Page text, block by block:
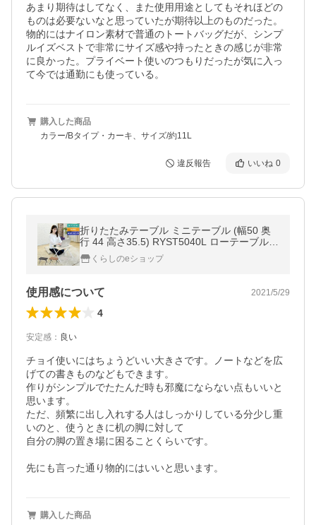
あまり期待はしてなく、また使用用途としてもそれほどの
ものは必要ないなと思っていたが期待以上のものだった。
物的にはナイロン素材で普通のトートバッグだが、シンプ
ルイズベストで非常にサイズ感や持ったときの感じが非常
に良かった。プライベート使いのつもりだったが気に入っ
て今では通勤にも使っている。
購入した商品
カラー/Bタイプ・カーキ、サイズ/約11L
違反報告 いいね 0
折りたたみテーブル ミニテーブル (幅50 奥
行 44 高さ35.5) RYST5040L ローテーブル
折りたたみ 折り畳み テーブル ミニデスク 折
りたたみデスク 山善
くらしのeショップ
使用感について 2021/5/29
4
安定感 ： 良い
チョイ使いにはちょうどいい大きさです。ノートなどを広
げての書きものなどもできます。
作りがシンプルでたたんだ時も邪魔にならない点もいいと
思います。
ただ、頻繁に出し入れする人はしっかりしている分少し重
いのと、使うときに机の脚に対して
自分の脚の置き場に困ることくらいです。
先にも言った通り物的にはいいと思います。
購入した商品